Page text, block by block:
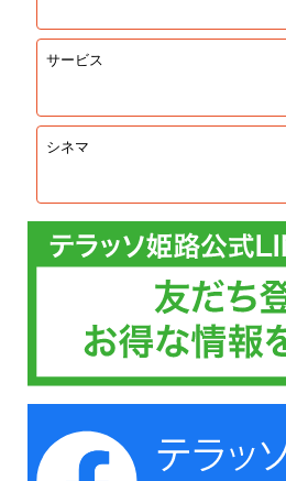
サービス
シネマ